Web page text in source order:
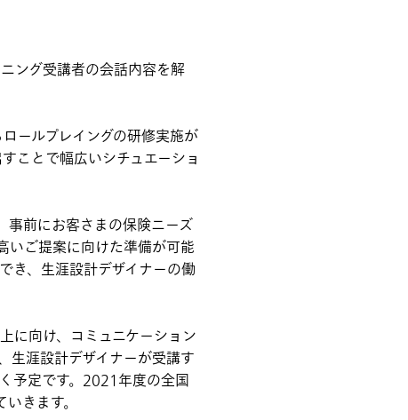
ング受講者の会話内容を解
ールプレイングの研修実施が
ことで幅広いシチュエーショ
事前にお客さまの保険ニーズ
いご提案に向けた準備が可能
き、生涯設計デザイナーの働
に向け、コミュニケーション
生涯設計デザイナーが受講す
予定です。2021年度の全国
きます。